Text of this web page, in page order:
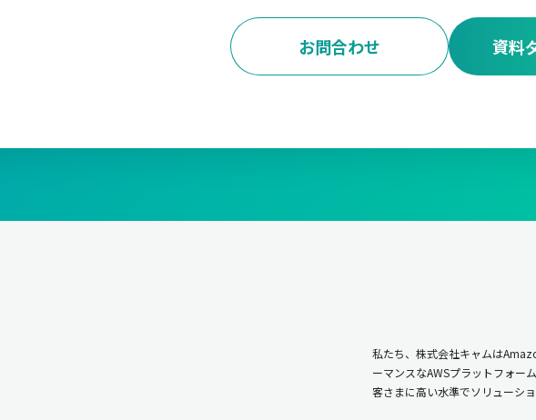
資料
お問合わせ
私たち、株式会社キャムは
ーマンスなAWSプラットフォー
客さまに高い水準でソリューショ